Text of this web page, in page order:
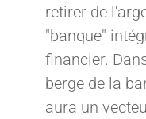
retirer de
"banque"
financier.
berge de la
aura un